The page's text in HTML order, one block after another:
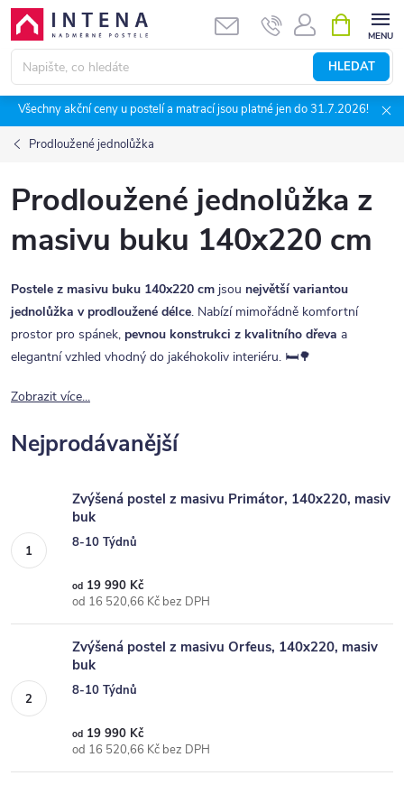
Přejít
obsah
HLEDAT
NÁKUPNÍ
KOŠÍK
Všechny akční ceny u postelí a matrací jsou platné jen do 31.7.2026!
Prodloužené jednolůžka
Prodloužené jednolůžka z
masivu buku 140x220 cm
Postele z masivu buku 140x220 cm jsou největší variantou
jednolůžka v prodloužené délce. Nabízí mimořádně komfortní
prostor pro spánek, pevnou konstrukci z kvalitního dřeva a
elegantní vzhled vhodný do jakéhokoliv interiéru. 🛏️🌳
Zobrazit více...
Nejprodávanější
Zvýšená postel z masivu Primátor, 140x220, masiv
buk
8-10 Týdnů
od 19 990 Kč
od 16 520,66 Kč bez DPH
Zvýšená postel z masivu Orfeus, 140x220, masiv
buk
8-10 Týdnů
od 19 990 Kč
od 16 520,66 Kč bez DPH